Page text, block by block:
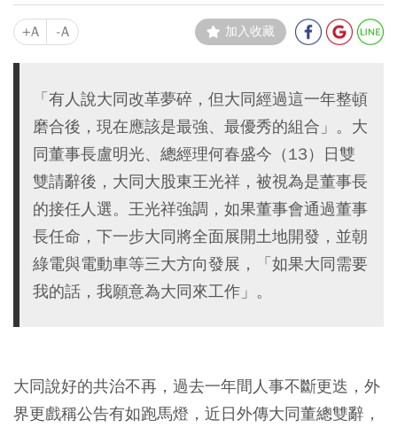
+A -A 加入收藏
「有人說大同改革夢碎，但大同經過這一年整頓
磨合後，現在應該是最強、最優秀的組合」。大
同董事長盧明光、總經理何春盛今（13）日雙
雙請辭後，大同大股東王光祥，被視為是董事長
的接任人選。王光祥強調，如果董事會通過董事
長任命，下一步大同將全面展開土地開發，並朝
綠電與電動車等三大方向發展，「如果大同需要
我的話，我願意為大同來工作」。
大同說好的共治不再，過去一年間人事不斷更迭，外
界更戲稱公告有如跑馬燈，近日外傳大同董總雙辭，